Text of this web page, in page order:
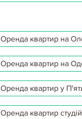
Оренда квартир на
Оренда квартир на
Оренда квартир у
Оренда квартир студій